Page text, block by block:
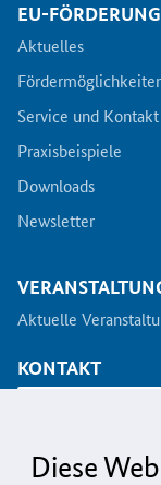
EU-FÖRDERUNG
Aktuelles
Service und Kontakt
Praxisbeispiele
Downloads
Newsletter
Aktuelle
KONTAKT
Aus Gründen der
Diese